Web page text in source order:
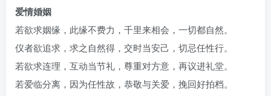
爱情婚姻
若欲求姻缘，此缘不费力，千里来相会，一切都自然。
仪者欲追求，求之自然得，交时当安己，切忌任性行。
若欲求连理，互动当节礼，尊重对方意，再议进礼堂。
若爱临分离，因为任性故，恭敬与关爱，挽回好拍档。